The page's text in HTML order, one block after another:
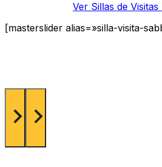
Ver Sillas de Visitas
[masterslider alias=»silla-visita-